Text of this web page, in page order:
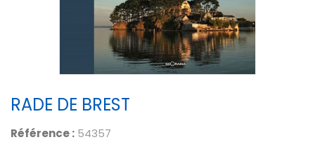
RADE DE BREST
Référence : 54357